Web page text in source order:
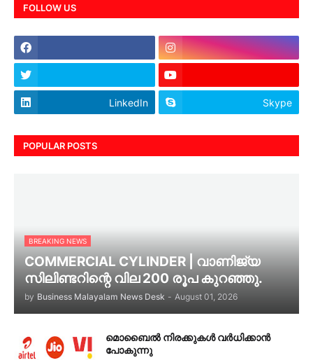
FOLLOW US
LinkedIn Skype
POPULAR POSTS
BREAKING NEWS
COMMERCIAL CYLINDER | വാണിജ്യ
സിലിണ്ടറിന്റെ വില 200 രൂപ കുറഞ്ഞു.
by Business Malayalam News Desk - August 01, 2026
മൊബൈൽ നിരക്കുകൾ വർധിക്കാൻ
പോകുന്നു